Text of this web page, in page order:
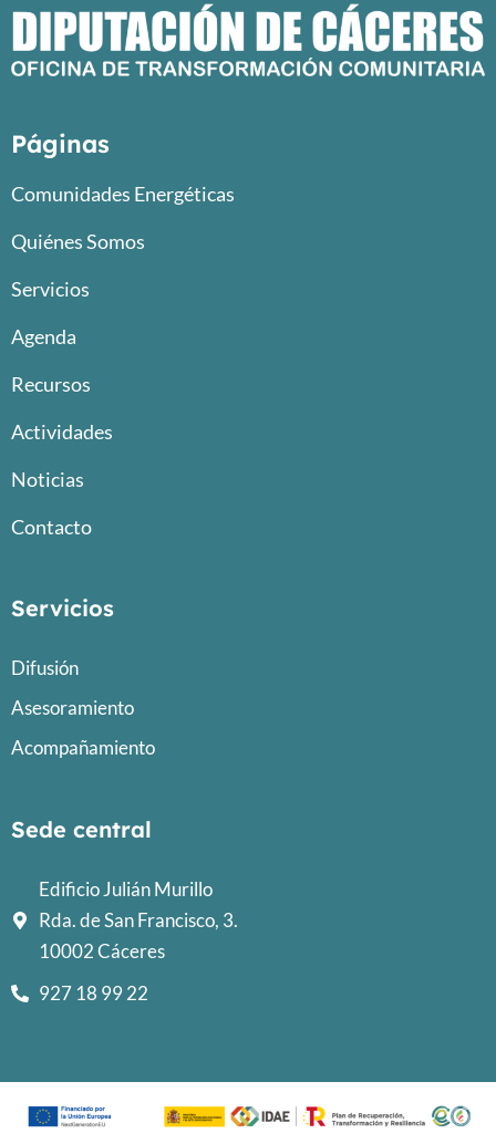
Páginas
Comunidades Energéticas
Quiénes Somos
Servicios
Agenda
Recursos
Actividades
Noticias
Contacto
Servicios
Difusión
Asesoramiento
Acompañamiento
Sede central
Edificio Julián Murillo
Rda. de San Francisco, 3.
10002 Cáceres
927 18 99 22